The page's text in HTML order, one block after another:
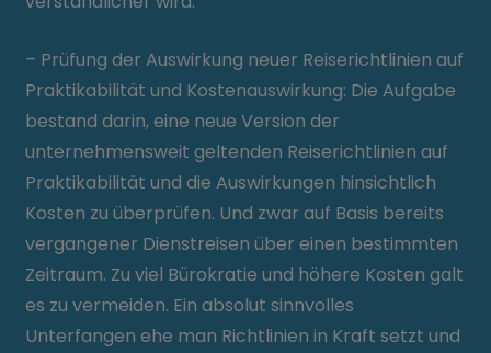
– Prüfung der Auswirkung neuer Reiserichtlinien auf
Praktikabilität und Kostenauswirkung: Die Aufgabe
bestand darin, eine neue Version der
unternehmensweit geltenden Reiserichtlinien auf
Praktikabilität und die Auswirkungen hinsichtlich
Kosten zu überprüfen. Und zwar auf Basis bereits
vergangener Dienstreisen über einen bestimmten
Zeitraum. Zu viel Bürokratie und höhere Kosten galt
es zu vermeiden. Ein absolut sinnvolles
Unterfangen ehe man Richtlinien in Kraft setzt und